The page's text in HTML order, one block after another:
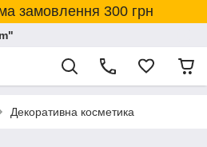
замовлення 300 грн
Декоративна косметика